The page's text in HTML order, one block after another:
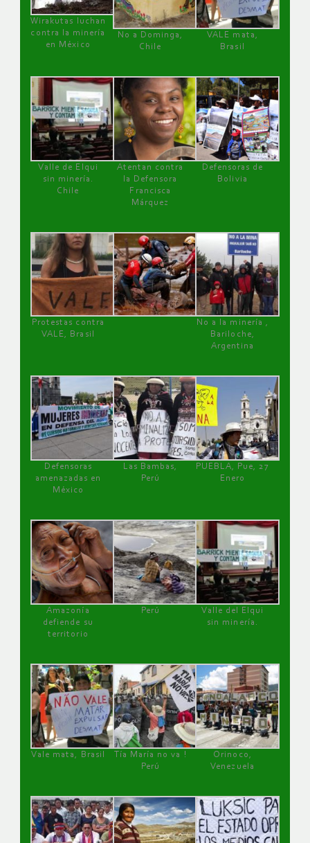
Wirakutas luchan
contra la minería
en México
No a Dominga,
Chile
VALE mata,
Brasil
Valle de Elqui
sin minería.
Chile
Atentan contra
la Defensora
Francisca
Márquez
Defensoras de
Bolivia
Protestas contra
VALE, Brasil
No a la minería ,
Bariloche,
Argentina
Defensoras
amenazadas en
México
Las Bambas,
Perú
PUEBLA, Pue, 27
Enero
Amazonía
defiende su
territorio
Perú
Valle del Elqui
sin minería.
Vale mata, Brasil
Tía María no va !
Perú
Orinoco,
Venezuela